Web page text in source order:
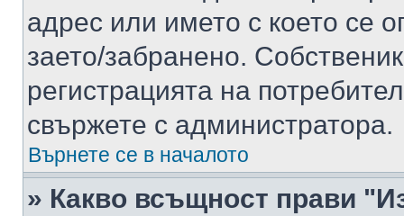
адрес или името с което се
заето/забранено.
регистрацията на
свържете с администратора.
Върнете се в началото
» Какво всъщност прави